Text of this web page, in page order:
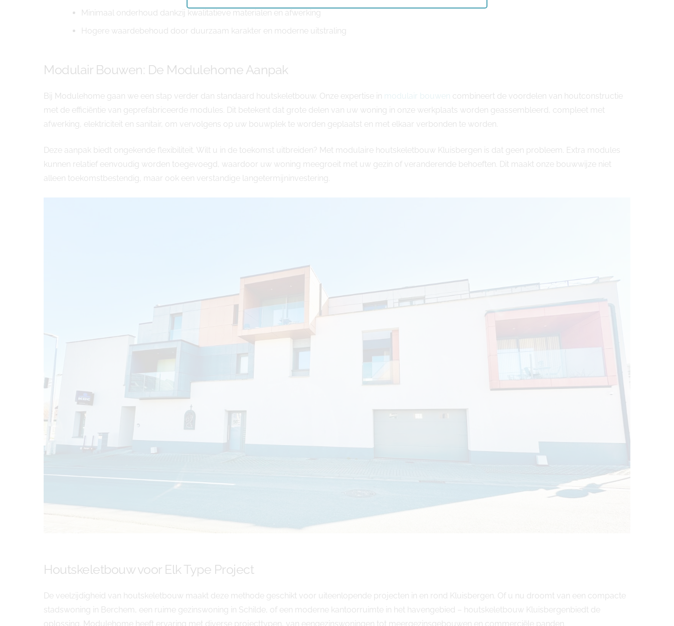
Minimaal onderhoud dankzij kwalitatieve materialen en afwerking
Hogere waardebehoud door duurzaam karakter en moderne uitstraling
Modulair Bouwen: De Modulehome Aanpak
Bij Modulehome gaan we een stap verder dan standaard houtskeletbouw. Onze expertise in modulair bouwen combineert de voordelen van houtconstructie
met de efficiëntie van geprefabriceerde modules. Dit betekent dat grote delen van uw woning in onze werkplaats worden geassembleerd, compleet met
afwerking, elektriciteit en sanitair, om vervolgens op uw bouwplek te worden geplaatst en met elkaar verbonden te worden.
Deze aanpak biedt ongekende flexibiliteit. Wilt u in de toekomst uitbreiden? Met modulaire houtskeletbouw Kluisbergen is dat geen probleem. Extra modules
kunnen relatief eenvoudig worden toegevoegd, waardoor uw woning meegroeit met uw gezin of veranderende behoeften. Dit maakt onze bouwwijze niet
alleen toekomstbestendig, maar ook een verstandige langetermijninvestering.
Houtskeletbouw voor Elk Type Project
De veelzijdigheid van houtskeletbouw maakt deze methode geschikt voor uiteenlopende projecten in en rond Kluisbergen. Of u nu droomt van een compacte
stadswoning in Berchem, een ruime gezinswoning in Schilde, of een moderne kantoorruimte in het havengebied – houtskeletbouw Kluisbergenbiedt de
oplossing. Modulehome heeft ervaring met diverse projecttypen, van eengezinswoningen tot meergezinsgebouwen en commerciële panden.